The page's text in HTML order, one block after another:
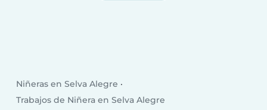
Niñeras en Selva Alegre
Trabajos de Niñera en Selva Alegre